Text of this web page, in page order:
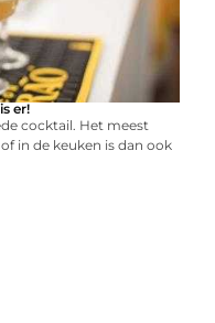
er!
cocktail. Het meest
in de keuken is dan ook